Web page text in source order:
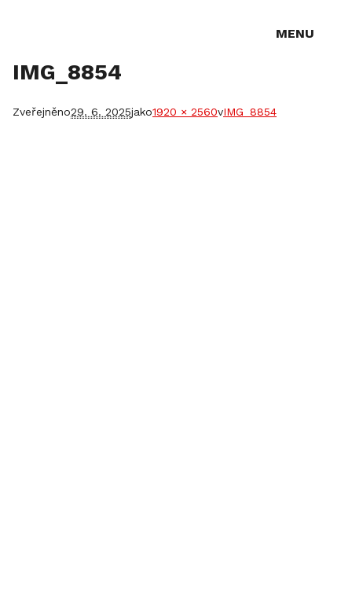
MENU
IMG_8854
Zveřejněno29. 6. 2025jako1920 × 2560vIMG_8854